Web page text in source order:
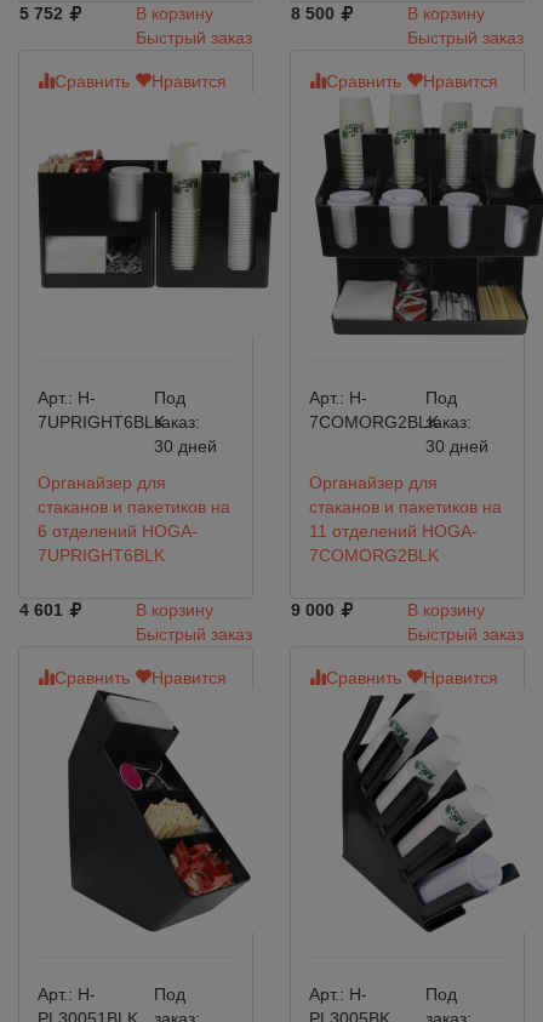
5 752
В корзину
Быстрый заказ
8 500
В корзину
Быстрый заказ
Сравнить Нравится
Арт.: H-
7UPRIGHT6BLK
Под
заказ:
30 дней
Органайзер для
стаканов и пакетиков на
6 отделений HOGA-
7UPRIGHT6BLK
4 601
В корзину
Быстрый заказ
Сравнить Нравится
Арт.: H-
7COMORG2BLK
Под
заказ:
30 дней
Органайзер для
стаканов и пакетиков на
11 отделений HOGA-
7COMORG2BLK
9 000
В корзину
Быстрый заказ
Сравнить Нравится
Арт.: H-
Под
Сравнить Нравится
Арт.: H-
Под